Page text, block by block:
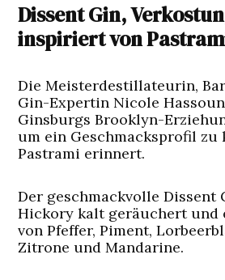
Dissent Gin,
inspiriert von
Die Meisterdestillateurin,
Gin-Expertin Nicole
Ginsburgs Brooklyn-
um ein Geschmacksprofil zu
Pastrami erinnert.
Der geschmackvolle Dissent
Hickory kalt geräuchert und
von Pfeffer, Piment,
Zitrone und Mandarine.